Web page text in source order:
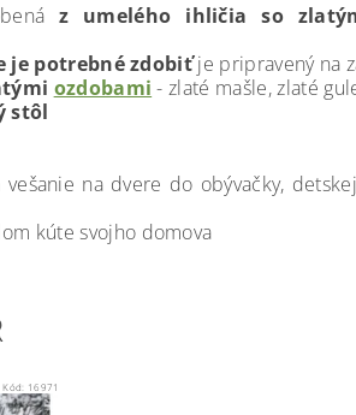
z umelého ihličia so
je potrebné zdobiťje pripravený na
ozdobami - zlaté mašle, zlaté
stôl
vešanie na dvere do obývačky,
kúte svojho domova
Kód: 16971